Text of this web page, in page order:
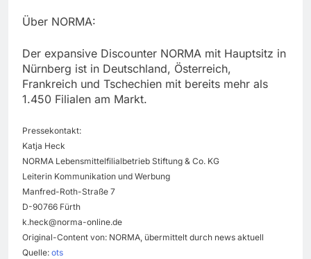
Über NORMA:
Der expansive Discounter NORMA mit Hauptsitz in
Nürnberg ist in Deutschland, Österreich,
Frankreich und Tschechien mit bereits mehr als
1.450 Filialen am Markt.
Pressekontakt:
Katja Heck
NORMA Lebensmittelfilialbetrieb Stiftung & Co. KG
Leiterin Kommunikation und Werbung
Manfred-Roth-Straße 7
D-90766 Fürth
k.heck@norma-online.de
Original-Content von: NORMA, übermittelt durch news aktuell
Quelle: ots